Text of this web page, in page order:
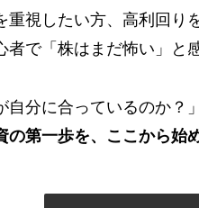
重視したい方、高利回り
者で「株はまだ怖い」と
自分に合っているのか？
の第一歩を、ここから始